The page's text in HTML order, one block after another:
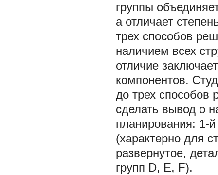
группы
а отличает
трех способов
наличием всех
отличие
компонентов.
до трех
сделать вывод о
планирования: 1-
(характерно для
развернутое,
групп D, E, F).